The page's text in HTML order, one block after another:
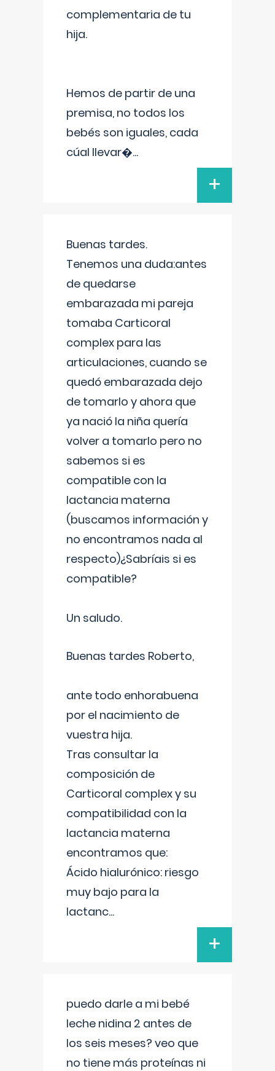
complementaria de tu
hija.
Hemos de partir de una
premisa, no todos los
bebés son iguales, cada
cúal llevar�...
+
Buenas tardes.
Tenemos una duda:antes
de quedarse
embarazada mi pareja
tomaba Carticoral
complex para las
articulaciones, cuando se
quedó embarazada dejo
de tomarlo y ahora que
ya nació la niña quería
volver a tomarlo pero no
sabemos si es
compatible con la
lactancia materna
(buscamos información y
no encontramos nada al
respecto)¿Sabríais si es
compatible?
Un saludo.
Buenas tardes Roberto,
ante todo enhorabuena
por el nacimiento de
vuestra hija.
Tras consultar la
composición de
Carticoral complex y su
compatibilidad con la
lactancia materna
encontramos que:
Ácido hialurónico: riesgo
muy bajo para la
lactanc...
+
puedo darle a mi bebé
leche nidina 2 antes de
los seis meses? veo que
no tiene más proteínas ni